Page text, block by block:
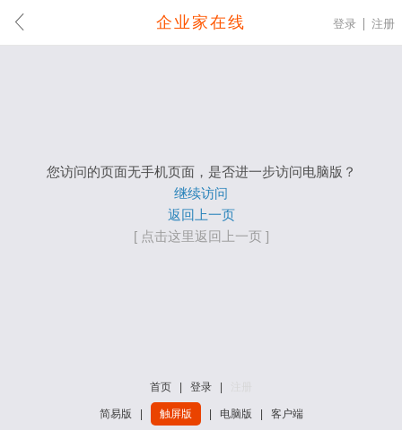
企业家在线 登录 注册
您访问的页面无手机页面，是否进一步访问电脑版？
继续访问
返回上一页
[ 点击这里返回上一页 ]
首页 登录
简易版 触屏版 电脑版
客户端